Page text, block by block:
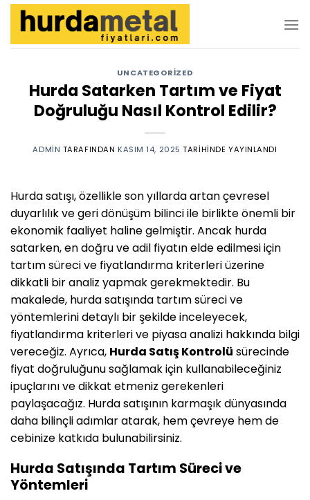
İçeriğe
UNCATEGORIZED
Hurda Satarken Tartım ve Fiyat
Doğruluğu Nasıl Kontrol Edilir?
ADMIN TARAFINDAN KASIM 14, 2025 TARIHINDE YAYINLANDI
Hurda satışı, özellikle son yıllarda artan çevresel
duyarlılık ve geri dönüşüm bilinci ile birlikte önemli bir
ekonomik faaliyet haline gelmiştir. Ancak hurda
satarken, en doğru ve adil fiyatın elde edilmesi için
tartım süreci ve fiyatlandırma kriterleri üzerine
dikkatli bir analiz yapmak gerekmektedir. Bu
makalede, hurda satışında tartım süreci ve
yöntemlerini detaylı bir şekilde inceleyecek,
fiyatlandırma kriterleri ve piyasa analizi hakkında bilgi
vereceğiz. Ayrıca, Hurda Satış Kontrolü sürecinde
fiyat doğruluğunu sağlamak için kullanabileceğiniz
ipuçlarını ve dikkat etmeniz gerekenleri
paylaşacağız. Hurda satışının karmaşık dünyasında
daha bilinçli adımlar atarak, hem çevreye hem de
cebinize katkıda bulunabilirsiniz.
Hurda Satışında Tartım Süreci ve
Yöntemleri